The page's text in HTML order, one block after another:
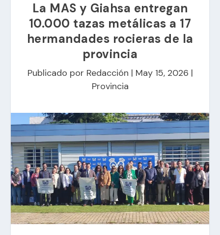
La MAS y Giahsa entregan
10.000 tazas metálicas a 17
hermandades rocieras de la
provincia
Publicado por Redacción | May 15, 2026 |
Provincia